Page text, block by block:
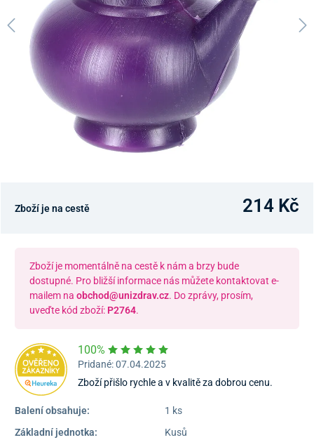
Zboží je na cestě 214 Kč
Zboží je momentálně na cestě k nám a brzy bude
dostupné. Pro bližší informace nás můžete kontaktovat e-
mailem na obchod@unizdrav.cz. Do zprávy, prosím,
uveďte kód zboží: P2764.
100%
Pridané: 07.04.2025
Zboží přišlo rychle a v kvalitě za dobrou cenu.
Balení obsahuje:
1 ks
Základní jednotka:
Kusů